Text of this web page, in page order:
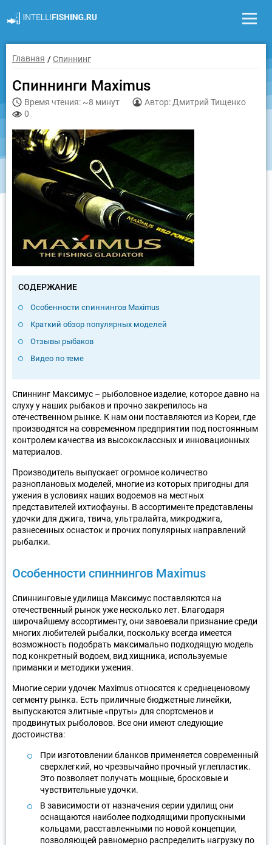
Главная Спиннинг
Спиннинги Maximus
Время чтения: ~8 минут
Автор: Дмитрий Тищенко
0
СОДЕРЖАНИЕ
Особенности спиннингов Maximus
Краткий обзор популярных моделей
Отзывы рыбаков
Видео по теме
Спиннинг Максимус – рыболовное изделие, которое давно на
слуху у наших рыбаков и прочно закрепилось на
отечественном рынке. К нам они поставляются из Кореи, где
производятся на современном предприятии под постоянным
контролем качества из высококлассных и инновационных
материалов.
Производитель выпускает огромное количество
разноплановых моделей, многие из которых пригодны для
ужения в условиях наших водоемов на местных
представителей ихтиофауны. В ассортименте представлены
удочки для джига, твича, ультралайта, микроджига,
разнесенных оснасток и прочих популярных направлений
рыбалки.
Особенности спиннингов Maximus
Спиннинговые удилища Максимус поставляются на
отечественный рынок уже несколько лет. Благодаря
широчайшему ассортименту, они завоевали признание среди
многих любителей рыбалки, поскольку всегда имеется
возможность подобрать максимально подходящую модель
под конкретный водоем, вид хищника, используемые
приманки и методики ужения.
Многие серии удочек Maximus относятся к среднеценовому
сегменту рынка. Есть приличные бюджетные линейки,
выпускаются элитные «пруты» для спортсменов и
продвинутых рыболовов. Все они имеют следующие
достоинства:
При изготовлении бланков применяется современный
сверхлегкий, но чрезвычайно прочный углепластик.
Это позволяет получать мощные, бросковые и
чувствительные удочки.
В зависимости от назначения серии удилищ они
оснащаются наиболее подходящими пропускными
кольцами, расставленными по новой концепции,
позволяющей равномерно распределить нагрузку по